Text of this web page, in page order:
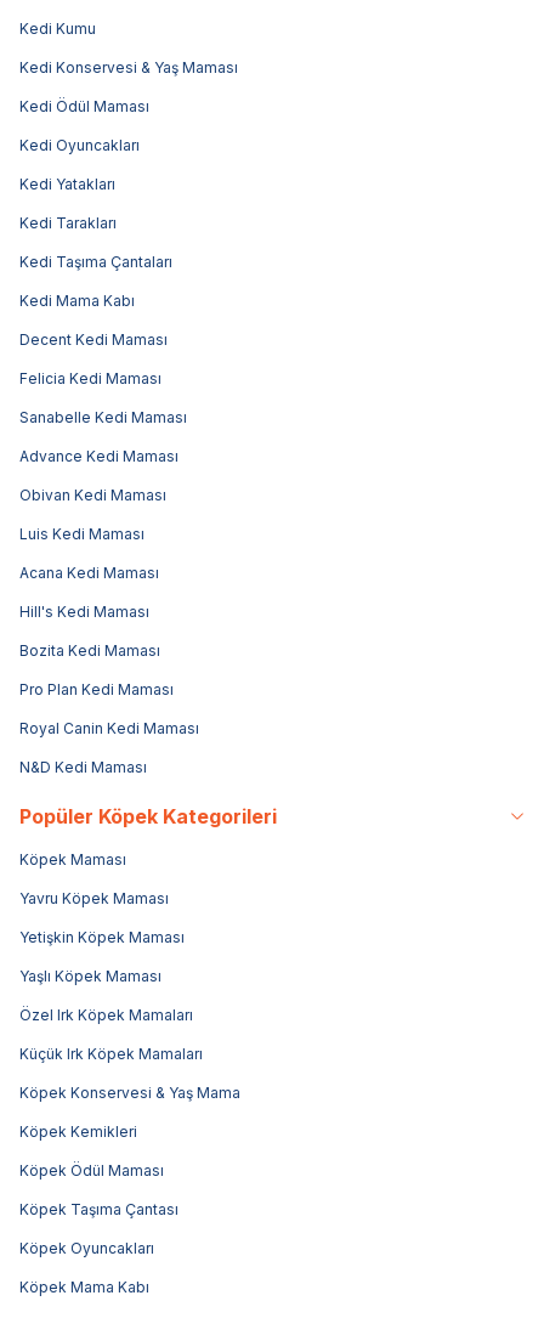
Kedi Kumu
Kedi Konservesi & Yaş Maması
Kedi Ödül Maması
Kedi Oyuncakları
Kedi Yatakları
Kedi Tarakları
Kedi Taşıma Çantaları
Kedi Mama Kabı
Decent Kedi Maması
Felicia Kedi Maması
Sanabelle Kedi Maması
Advance Kedi Maması
Obivan Kedi Maması
Luis Kedi Maması
Acana Kedi Maması
Hill's Kedi Maması
Bozita Kedi Maması
Pro Plan Kedi Maması
Royal Canin Kedi Maması
N&D Kedi Maması
Popüler Köpek Kategorileri
Köpek Maması
Yavru Köpek Maması
Yetişkin Köpek Maması
Yaşlı Köpek Maması
Özel Irk Köpek Mamaları
Küçük Irk Köpek Mamaları
Köpek Konservesi & Yaş Mama
Köpek Kemikleri
Köpek Ödül Maması
Köpek Taşıma Çantası
Köpek Oyuncakları
Köpek Mama Kabı